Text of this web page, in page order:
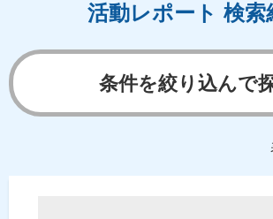
活動レポート 検索
条件を絞り込んで